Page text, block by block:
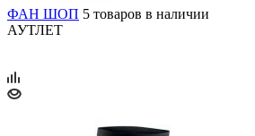
ФАН ШОП 5 товаров в наличии
АУТЛЕТ